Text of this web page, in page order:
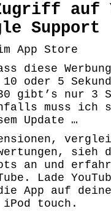
auf
Support
App Store
diese
10 oder 5
gibt’s nur 3
muss ich
Update …
sieh
an und
Lade
App auf
iPod touch.